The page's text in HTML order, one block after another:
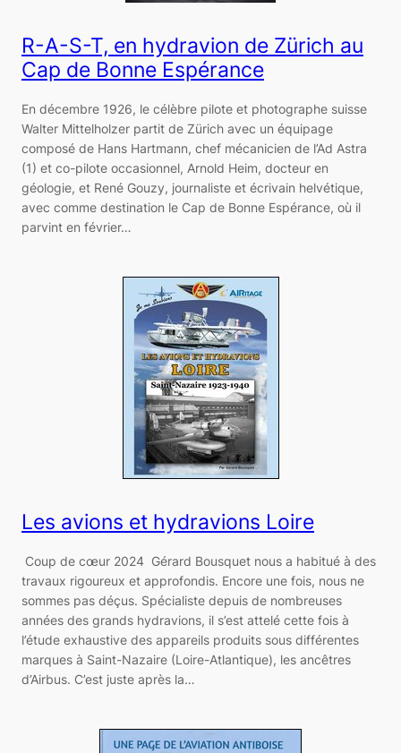
R-A-S-T, en hydravion de Zürich au
Cap de Bonne Espérance
En décembre 1926, le célèbre pilote et photographe suisse
Walter Mittelholzer partit de Zürich avec un équipage
composé de Hans Hartmann, chef mécanicien de l’Ad Astra
(1) et co-pilote occasionnel, Arnold Heim, docteur en
géologie, et René Gouzy, journaliste et écrivain helvétique,
avec comme destination le Cap de Bonne Espérance, où il
parvint en février…
Les avions et hydravions Loire
Coup de cœur 2024 Gérard Bousquet nous a habitué à des
travaux rigoureux et approfondis. Encore une fois, nous ne
sommes pas déçus. Spécialiste depuis de nombreuses
années des grands hydravions, il s’est attelé cette fois à
l’étude exhaustive des appareils produits sous différentes
marques à Saint-Nazaire (Loire-Atlantique), les ancêtres
d’Airbus. C’est juste après la…